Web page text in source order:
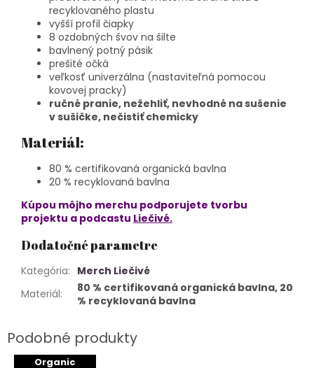
recyklovaného plastu
vyšší profil čiapky
8 ozdobných švov na šilte
bavlnený potný pásik
prešité očká
veľkosť univerzálna (nastaviteľná pomocou
kovovej pracky)
ručné pranie, nežehliť, nevhodné na sušenie
v sušičke, nečistiť chemicky
Materiál:
80 % certifikovaná organická bavlna
20 % recyklovaná bavlna
Kúpou môjho merchu podporujete tvorbu
projektu a podcastu Liečivé.
Dodatočné parametre
Kategória: Merch Liečivé
Materiál:
80 % certifikovaná organická bavlna, 20
% recyklovaná bavlna
Organic